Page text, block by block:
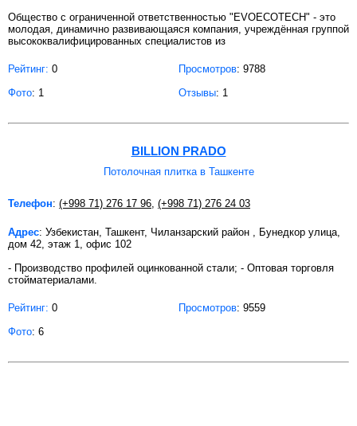
Общество с ограниченной ответственностью "EVOECOTECH" - это
молодая, динамично развивающаяся компания, учреждённая группой
высококвалифицированных специалистов из
Рейтинг: 0 Просмотров: 9788
Фото: 1 Отзывы: 1
BILLION PRADO
Потолочная плитка в Ташкенте
Телефон: (+998 71) 276 17 96 (+998 71) 276 24 03
Адрес: Узбекистан, Ташкент, Чиланзарский район , Бунедкор улица,
дом 42, этаж 1, офис 102
- Производство профилей оцинкованной стали; - Оптовая торговля
стойматериалами.
Рейтинг: 0 Просмотров: 9559
Фото: 6